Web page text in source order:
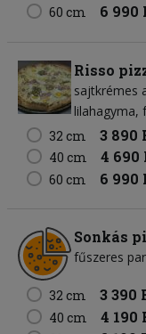
60 cm 6 990
Risso
sajtkrémes
lilahagyma
32 cm
3 890
40 cm 4 690
60 cm 6 990
Sonkás
fűszeres
32 cm 3 390
40 cm 4 190